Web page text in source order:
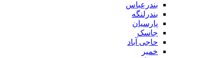
بندرعباس
بندرلنگه
پارسیان
جاسک
حاجی آباد
خمیر